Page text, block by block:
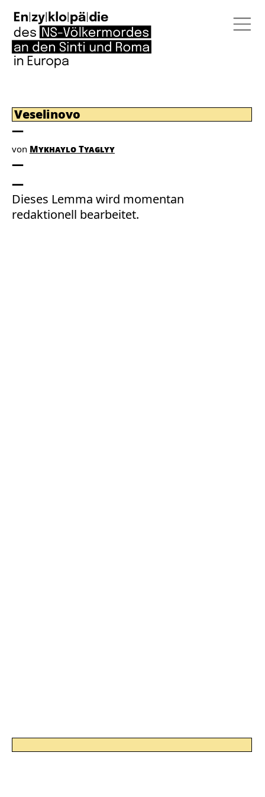
Veselinovo
von Mykhaylo Tyaglyy
Dieses Lemma wird momentan
redaktionell bearbeitet.